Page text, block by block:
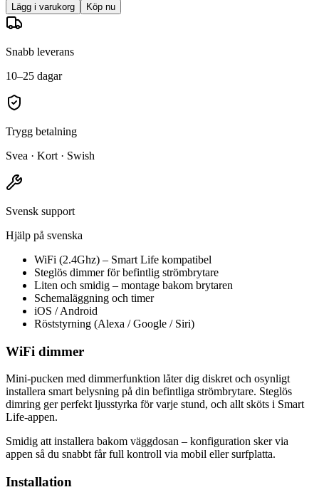
Lägg i varukorg Köp nu
Snabb leverans
10–25 dagar
Trygg betalning
Svea · Kort · Swish
Svensk support
Hjälp på svenska
WiFi (2.4Ghz) – Smart Life kompatibel
Steglös dimmer för befintlig strömbrytare
Liten och smidig – montage bakom brytaren
Schemaläggning och timer
iOS / Android
Röststyrning (Alexa / Google / Siri)
WiFi dimmer
Mini-pucken med dimmerfunktion låter dig diskret och osynligt
installera smart belysning på din befintliga strömbrytare. Steglös
dimring ger perfekt ljusstyrka för varje stund, och allt sköts i Smart
Life-appen.
Smidig att installera bakom väggdosan – konfiguration sker via
appen så du snabbt får full kontroll via mobil eller surfplatta.
Installation